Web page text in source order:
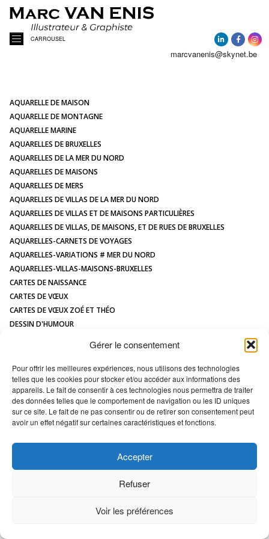
Gérer le consentement
Pour offrir les meilleures expériences, nous utilisons des technologies
telles que les cookies pour stocker et/ou accéder aux informations des
appareils. Le fait de consentir à ces technologies nous permettra de traiter
des données telles que le comportement de navigation ou les ID uniques
sur ce site. Le fait de ne pas consentir ou de retirer son consentement peut
avoir un effet négatif sur certaines caractéristiques et fonctions.
Accepter
Refuser
Voir les préférences
CARROUSEL
A PROPOS
ACTUALITÉ
AQUARELLES
ILLUSTRATIONS
CONTACT
marcvanenis@skynet.be
AQUARELLE DE MAISON
AQUARELLE DE MONTAGNE
AQUARELLE MARINE
AQUARELLES DE BRUXELLES
AQUARELLES DE LA MER DU NORD
AQUARELLES DE MAISONS
AQUARELLES DE MERS
AQUARELLES DE VILLAS DE LA MER DU NORD
AQUARELLES DE VILLAS ET DE MAISONS PARTICULIÈRES
AQUARELLES DE VILLAS, DE MAISONS, ET DE RUES DE BRUXELLES
AQUARELLES-CARNETS DE VOYAGES
AQUARELLES-VARIATIONS # MER DU NORD
AQUARELLES-VILLAS-MAISONS-BRUXELLES
CARTES DE NAISSANCE
CARTES DE VŒUX
CARTES DE VŒUX ZOÉ ET THÉO
DESSIN D'HUMOUR
ILLUSTRATIONS JEUNESSE
LOGOS
MAQUETTES / MODÈLES
PORTRAIT DE MAISON